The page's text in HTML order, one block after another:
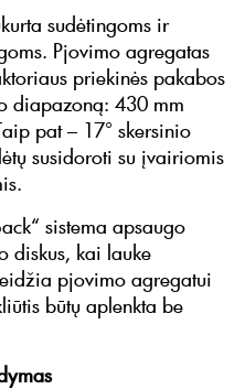
sudėtingoms ir
Pjovimo agregatas
priekinės pakabos
diapazoną: 430 mm
pat – 17° skersinio
susidoroti su įvairiomis
sistema apsaugo
diskus, kai lauke
pjovimo agregatui
būtų aplenkta be